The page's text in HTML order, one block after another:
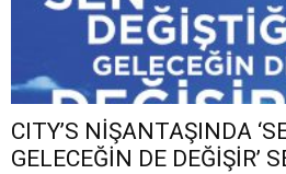
CITY’S NİŞANTAŞINDA
GELECEĞİN DE DEĞİŞİR’